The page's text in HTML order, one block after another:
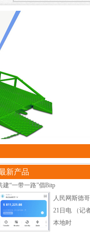
新产品
建“一带一路”倡Bitp
人民网斯德
21日电 （记
本地时